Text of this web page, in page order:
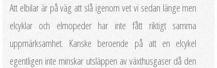
Att elbilar är på väg att slå igenom vet vi sedan länge men
elcyklar och elmopeder har inte fått riktigt samma
uppmärksamhet. Kanske beroende på att en elcykel
egentligen inte minskar utsläppen av växthusgaser då den